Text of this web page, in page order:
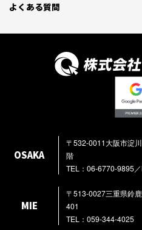
よくある質問
OSAKA
〒532-0011大阪市淀
階
TEL：06-6770-9895
MIE
〒513-0027三重県鈴
401
TEL：059-344-4025